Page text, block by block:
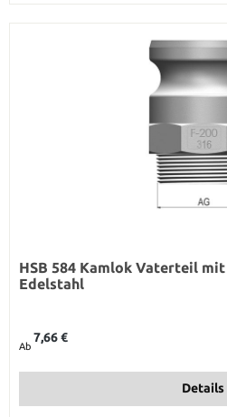
HSB 584 Kamlok Vaterteil
Edelstahl
Ab
7,66 €
Details